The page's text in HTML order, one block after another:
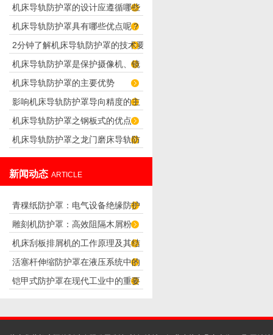
罩
机床导轨防护罩的设计应遵循哪些
理念呢？
机床导轨防护罩具有哪些优点呢？
2分钟了解机床导轨防护罩的技术要
求
机床导轨防护罩是保护摄像机、镜
头正常工作的防护罩
机床导轨防护罩的主要优势
影响机床导轨防护罩导向精度的主
要因素
机床导轨防护罩之钢板式的优点
机床导轨防护罩之龙门磨床导轨防
新闻动态 ARTICLE
青稞纸防护罩：电气设备绝缘防护
专用方案
雕刻机防护罩：高效阻隔木屑粉
尘，守护设备精度与安全
机床刮板排屑机的工作原理及其结
构分析
活塞杆伸缩防护罩在液压系统中的
应用
铠甲式防护罩在现代工业中的重要